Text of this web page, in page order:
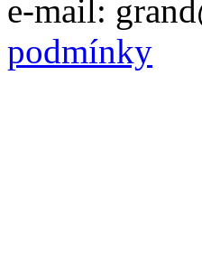
e-mail:
podmínky